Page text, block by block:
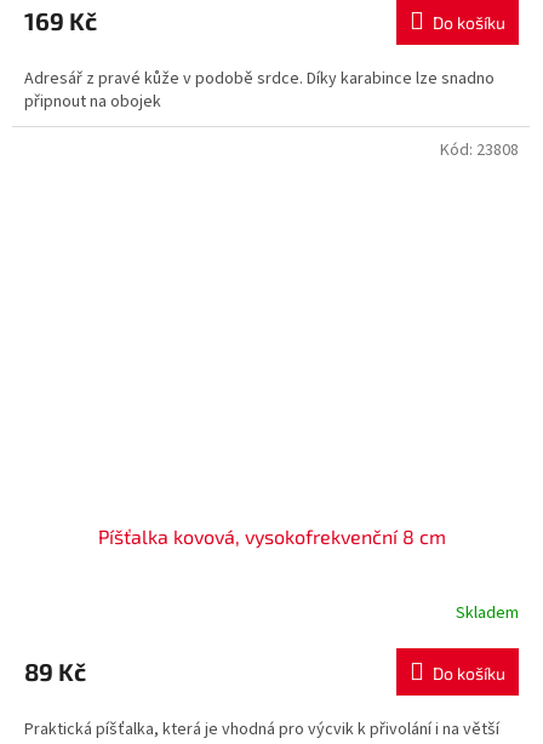
169 Kč Do košíku
Adresář z pravé kůže v podobě srdce. Díky karabince lze snadno
připnout na obojek
Píšťalka kovová, vysokofrekvenční 8 cm
Skladem
89 Kč Do košíku
Praktická píšťalka, která je vhodná pro výcvik k přivolání i na větší
Kód: 23808